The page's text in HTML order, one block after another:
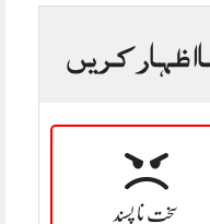
اظہار کریں
سخت نا پسند